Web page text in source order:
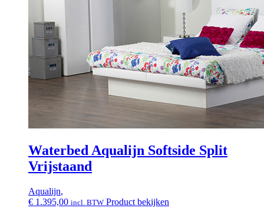
Waterbed Aqualijn Softside Split
Vrijstaand
Aqualijn,
€ 1.395,00 incl. BTW Product bekijken